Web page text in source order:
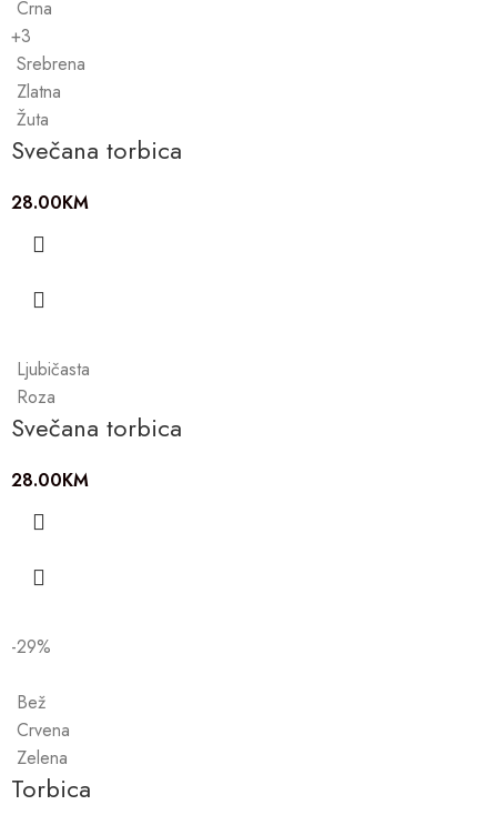
Crna
+3
Srebrena
Zlatna
Žuta
Svečana torbica
28.00KM
Ljubičasta
Roza
Svečana torbica
28.00KM
-29%
Bež
Crvena
Zelena
Torbica